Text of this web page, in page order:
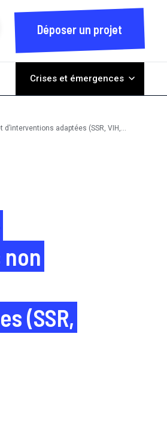
Déposer un projet
Crises et émergences
adaptées (SSR, VIH,
(SSR,